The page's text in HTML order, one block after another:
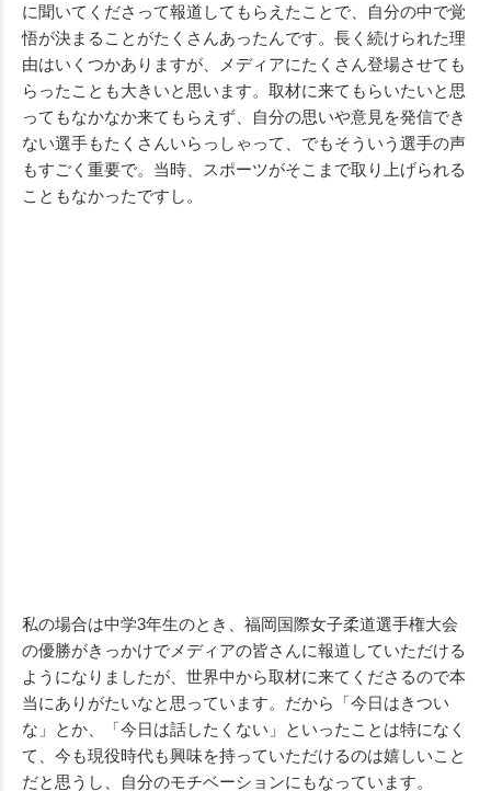
に聞いてくださって報道してもらえたことで、自分の中で覚
悟が決まることがたくさんあったんです。長く続けられた理
由はいくつかありますが、メディアにたくさん登場させても
らったことも大きいと思います。取材に来てもらいたいと思
ってもなかなか来てもらえず、自分の思いや意見を発信でき
ない選手もたくさんいらっしゃって、でもそういう選手の声
もすごく重要で。当時、スポーツがそこまで取り上げられる
こともなかったですし。
私の場合は中学3年生のとき、福岡国際女子柔道選手権大会
の優勝がきっかけでメディアの皆さんに報道していただける
ようになりましたが、世界中から取材に来てくださるので本
当にありがたいなと思っています。だから「今日はきつい
な」とか、「今日は話したくない」といったことは特になく
て、今も現役時代も興味を持っていただけるのは嬉しいこと
だと思うし、自分のモチベーションにもなっています。